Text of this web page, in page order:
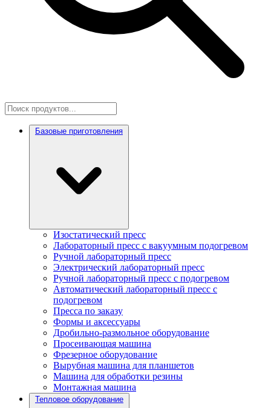
Базовые приготовления
Изостатический пресс
Лабораторный пресс с вакуумным подогревом
Ручной лабораторный пресс
Электрический лабораторный пресс
Ручной лабораторный пресс с подогревом
Автоматический лабораторный пресс с
подогревом
Пресса по заказу
Формы и аксессуары
Дробильно-размольное оборудование
Просеивающая машина
Фрезерное оборудование
Вырубная машина для планшетов
Машина для обработки резины
Монтажная машина
Тепловое оборудование